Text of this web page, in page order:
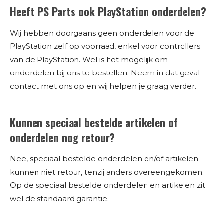
Heeft PS Parts ook PlayStation onderdelen?
Wij hebben doorgaans geen onderdelen voor de
PlayStation zelf op voorraad, enkel voor controllers
van de PlayStation. Wel is het mogelijk om
onderdelen bij ons te bestellen. Neem in dat geval
contact met ons op en wij helpen je graag verder.
Kunnen speciaal bestelde artikelen of
onderdelen nog retour?
Nee, speciaal bestelde onderdelen en/of artikelen
kunnen niet retour, tenzij anders overeengekomen.
Op de speciaal bestelde onderdelen en artikelen zit
wel de standaard garantie.